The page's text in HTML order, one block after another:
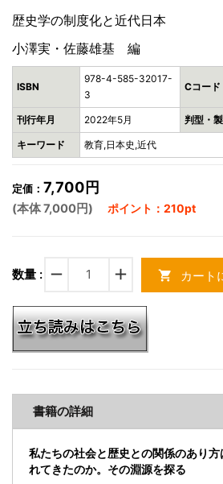
歴史学の制度化と近代日本
小澤実・佐藤雄基 編
ISBN
978-4-585-32017-
3
Cコード
刊行年月 2022年5月 判型・
キーワード 教育,日本史,近代
定価： 7,700円
(本体 7,000円) ポイント：210pt
数量 : remove add shopping_cart カート
書籍の詳細
私たちの社会と歴史との関係のあり
れてきたのか。その淵源を探る